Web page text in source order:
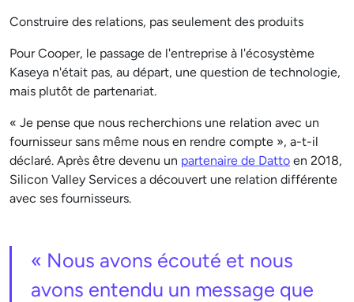
Construire des relations, pas seulement des produits
Pour Cooper, le passage de l'entreprise à l'écosystème
Kaseya n'était pas, au départ, une question de technologie,
mais plutôt de partenariat.
« Je pense que nous recherchions une relation avec un
fournisseur sans même nous en rendre compte », a-t-il
déclaré. Après être devenu un partenaire de Datto en 2018,
Silicon Valley Services a découvert une relation différente
avec ses fournisseurs.
« Nous avons écouté et nous
avons entendu un message que